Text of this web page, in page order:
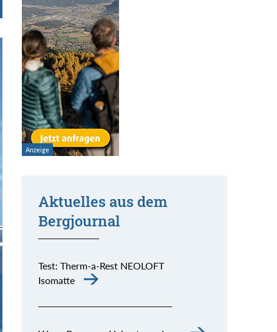
Aktuelles aus dem
Bergjournal
Test: Therm-a-Rest NEOLOFT
Isomatte